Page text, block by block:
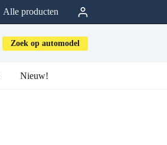
Alle producten
Zoek op automodel
Nieuw!